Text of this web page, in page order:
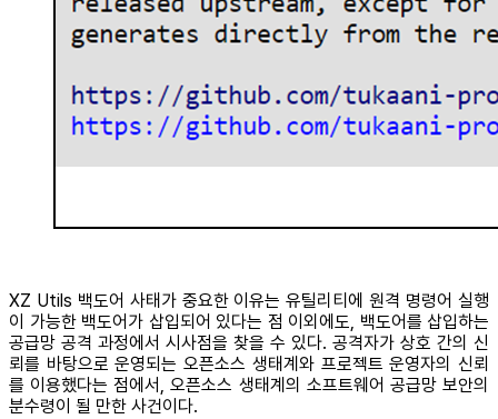
XZ Utils 백도어 사태가 중요한 이유는 유틸리티에 원격 명령어 실행
이 가능한 백도어가 삽입되어 있다는 점 이외에도, 백도어를 삽입하는
공급망 공격 과정에서 시사점을 찾을 수 있다. 공격자가 상호 간의 신
뢰를 바탕으로 운영되는 오픈소스 생태계와 프로젝트 운영자의 신뢰
를 이용했다는 점에서, 오픈소스 생태계의 소프트웨어 공급망 보안의
분수령이 될 만한 사건이다.